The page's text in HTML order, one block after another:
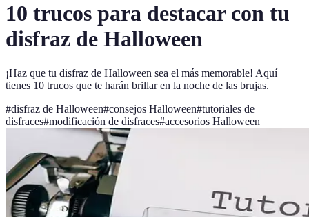
10 trucos para destacar con tu
disfraz de Halloween
¡Haz que tu disfraz de Halloween sea el más memorable! Aquí
tienes 10 trucos que te harán brillar en la noche de las brujas.
#disfraz de Halloween#consejos Halloween#tutoriales de
disfraces#modificación de disfraces#accesorios Halloween